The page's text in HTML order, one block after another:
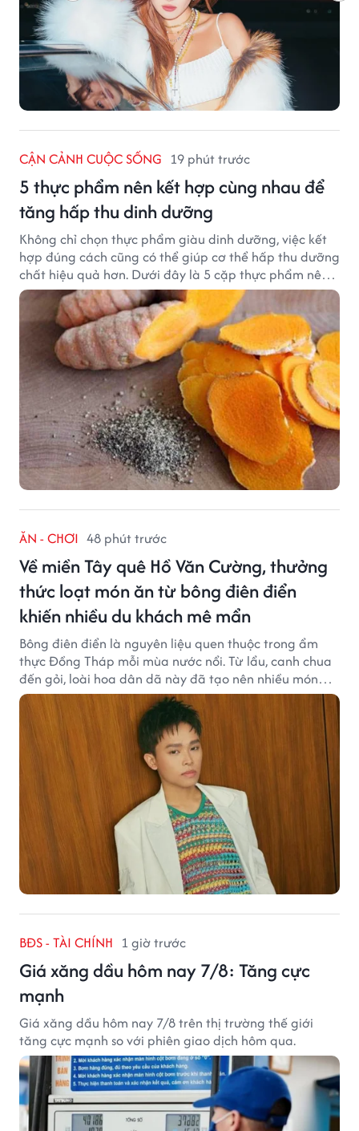
CẬN CẢNH CUỘC SỐNG 19 phút trước
5 thực phẩm nên kết hợp cùng nhau để
tăng hấp thu dinh dưỡng
Không chỉ chọn thực phẩm giàu dinh dưỡng, việc kết
hợp đúng cách cũng có thể giúp cơ thể hấp thu dưỡng
chất hiệu quả hơn. Dưới đây là 5 cặp thực phẩm nên
ăn cùng nhau để tối ưu giá trị dinh dưỡng.
ĂN - CHƠI 48 phút trước
Về miền Tây quê Hồ Văn Cường, thưởng
thức loạt món ăn từ bông điên điển
khiến nhiều du khách mê mẩn
Bông điên điển là nguyên liệu quen thuộc trong ẩm
thực Đồng Tháp mỗi mùa nước nổi. Từ lẩu, canh chua
đến gỏi, loài hoa dân dã này đã tạo nên nhiều món
ngon khiến du khách khó quên.
BĐS - TÀI CHÍNH 1 giờ trước
Giá xăng dầu hôm nay 7/8: Tăng cực
mạnh
Giá xăng dầu hôm nay 7/8 trên thị trường thế giới
tăng cực mạnh so với phiên giao dịch hôm qua.